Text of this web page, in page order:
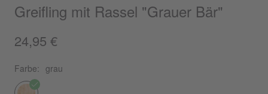
Greifling mit Rassel "Grauer Bär"
24,95 €
Farbe: grau